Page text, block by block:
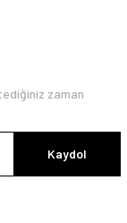
zaman
Kaydol